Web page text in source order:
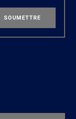
SOUMETTRE